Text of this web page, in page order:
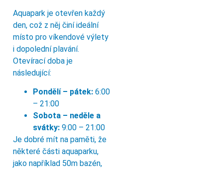
Aquapark je otevřen každý
den, což z něj činí ideální
místo pro víkendové výlety
i dopolední plavání.
Otevírací doba je
následující:
Pondělí – pátek: 6:00
– 21:00
Sobota – neděle a
svátky: 9:00 – 21:00
Je dobré mít na paměti, že
některé části aquaparku,
jako například 50m bazén,